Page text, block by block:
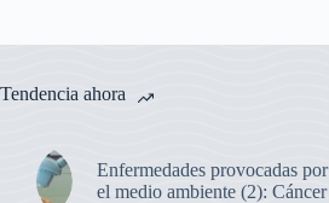
Tendencia ahora
Enfermedades provocadas por
el medio ambiente (2): Cáncer